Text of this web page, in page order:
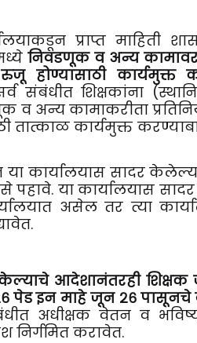
प्राप्त
निवडणूक व अन्य कामावर
होण्यासाठी कार्यमुक्त
संबंधीत शिक्षकांना
व अन्य कामाकरीता
तात्काळ कार्यमुक्त
कार्यालयास सादर
या कार्यालयास सादर
असेल तर त्या
केल्याचे आदेशानंतरही
पेड इन माहे जून २६
अधीक्षक वेतन व
करावेत.